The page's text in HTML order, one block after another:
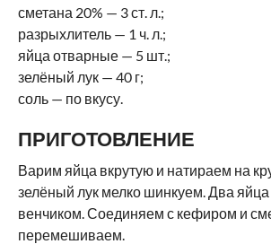
сметана 20% — 3 ст. л.;
разрыхлитель — 1 ч. л.;
яйца отварные — 5 шт.;
зелёный лук — 40 г;
соль — по вкусу.
ПРИГОТОВЛЕНИЕ
Варим яйца вкрутую и натираем на
зелёный лук мелко шинкуем. Два
венчиком. Соединяем с кефиром и
перемешиваем.